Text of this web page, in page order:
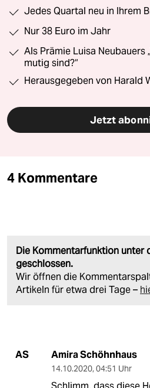
Jedes Quartal neu in Ihrem
Nur 38 Euro im Jahr
Als Prämie Luisa Neubauers
mutig sind?“
Herausgegeben von Harald
Jetzt
4 Kommentare
Die Kommentarfunktion unter
geschlossen.
Wir öffnen die
Artikeln für etwa drei Tage –
AS Amira Schöhnhaus
14.10.2020, 04:51 Uhr